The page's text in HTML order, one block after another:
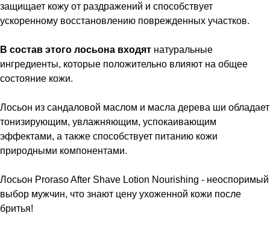
защищает кожу от раздражений и способствует
ускоренному восстановлению поврежденных участков.
В состав этого лосьона входят натуральные
ингредиенты, которые положительно влияют на общее
состояние кожи.
Лосьон из сандаловой маслом и масла дерева ши обладает
тонизирующим, увлажняющим, успокаивающим
эффектами, а также способствует питанию кожи
природными компонентами.
Лосьон Proraso After Shave Lotion Nourishing - неоспоримый
выбор мужчин, что знают цену ухоженной кожи после
бритья!